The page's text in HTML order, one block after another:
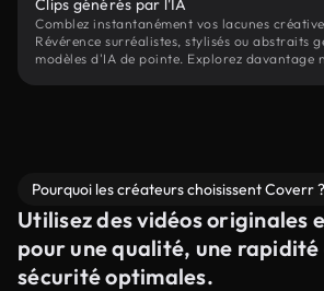
Clips générés par l'IA
Comblez instantanément vos lacunes
Révérence surréalistes, stylisés ou abstraits
modèles d'IA de pointe. Explorez davantage
Pourquoi les créateurs choisissent Coverr ?
Utilisez des vidéos originales
pour une qualité, une rapidité
sécurité optimales.